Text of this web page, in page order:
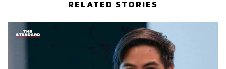
จำหน่ายที่ได้มีการตกลงบวกเงินส่วนต่างหรือเงินทอนเตรียม
ไว้ล่วงหน้า, การล็อกเงื่อนไขคุณสมบัติผู้เข้าประมูลหรือการ
กำหนดระยะเวลาส่งมอบที่ผิดปกติเพื่อกีดกันผู้แข่งขันรายใหม่
และขั้นตอนสุดท้ายคือการฮั้วประมูลโดยการจัดฉากนำ
บริษัทเครือข่ายหรือนอมินีมาเสนอราคาคู่เทียบเพื่อให้ดู
RELATED STORIES